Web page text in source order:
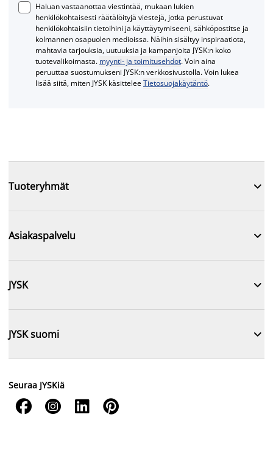
Haluan vastaanottaa viestintää, mukaan lukien
henkilökohtaisesti räätälöityjä viestejä, jotka perustuvat
henkilökohtaisiin tietoihini ja käyttäytymiseeni, sähköpostitse ja
kolmannen osapuolen medioissa. Näihin sisältyy inspiraatiota,
mahtavia tarjouksia, uutuuksia ja kampanjoita JYSK:n koko
tuotevalikoimasta. myynti- ja toimitusehdot. Voin aina
peruuttaa suostumukseni JYSK:n verkkosivustolla. Voin lukea
lisää siitä, miten JYSK käsitteleeTietosuojakäytäntö.
Tuoteryhmät 
Asiakaspalvelu 
JYSK 
JYSK suomi 
Seuraa JYSKiä
   